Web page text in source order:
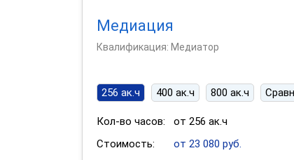
Медиация
Квалификация: Медиатор
256 ак.ч 400 ак.ч 800 ак.ч
Кол-во часов:
от 256 ак.ч
Стоимость:
от 23 080 руб.